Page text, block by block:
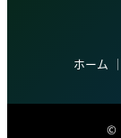
ホーム │
©